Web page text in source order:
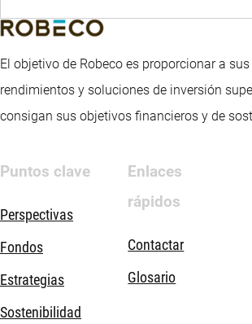
El objetivo de Robeco es proporcionar a
rendimientos y soluciones de inversión
consigan sus objetivos financieros y de
Puntos clave
Perspectivas
Fondos
Estrategias
Sostenibilidad
Enlaces
rápidos
Contactar
Glosario